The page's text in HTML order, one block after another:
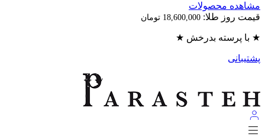
محصولات
روز طلا:18,600,000 تومان
با پرسته بدرخش ★